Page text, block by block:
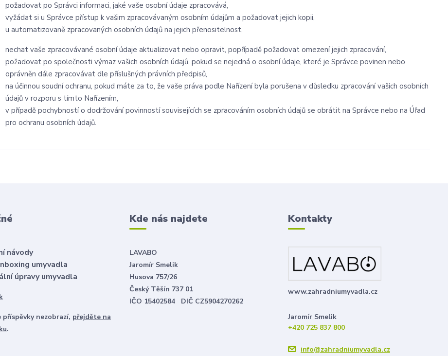
požadovat po Správci informaci, jaké vaše osobní údaje zpracovává,
vyžádat si u Správce přístup k vašim zpracovávaným osobním údajům a požadovat jejich kopii,
u automatizovaně zpracovaných osobních údajů na jejich přenositelnost,
nechat vaše zpracovávané osobní údaje aktualizovat nebo opravit, popřípadě požadovat omezení jejich zpracování,
požadovat po společnosti výmaz vašich osobních údajů, pokud se nejedná o osobní údaje, které je Správce povinen nebo
oprávněn dále zpracovávat dle příslušných právních předpisů,
na účinnou soudní ochranu, pokud máte za to, že vaše práva podle Nařízení byla porušena v důsledku zpracování vašich osobních
údajů v rozporu s tímto Nařízením,
v případě pochybností o dodržování povinností souvisejících se zpracováním osobních údajů se obrátit na Správce nebo na Úřad
pro ochranu osobních údajů.
návody
umyvadla
úpravy umyvadla
příspěvky nezobrazí, přejděte na
.
Kde nás najdete
LAVABO
Jaromír Smelik
Husova 757/26
Český Těšín 737 01
IČO 15402584 DIČ CZ5904270262
Kontakty
www.zahradniumyvadla.cz
Jaromír Smelik
+420 725 837 800
info@zahradniumyvadla.cz